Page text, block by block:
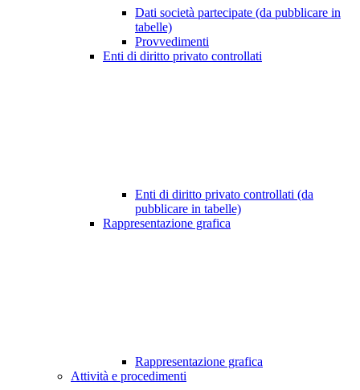
Dati società partecipate (da pubblicare in
tabelle)
Provvedimenti
Enti di diritto privato controllati
Enti di diritto privato controllati (da
pubblicare in tabelle)
Rappresentazione grafica
Rappresentazione grafica
Attività e procedimenti